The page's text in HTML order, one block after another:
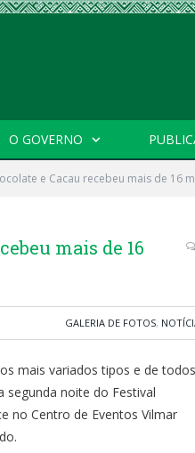
O GOVERNO
e Cacau recebeu mais de 16
mais de 16
GALERIA DE FOTOS,
mais variados tipos e de todos
noite do Festival
no Centro de Eventos Vilmar